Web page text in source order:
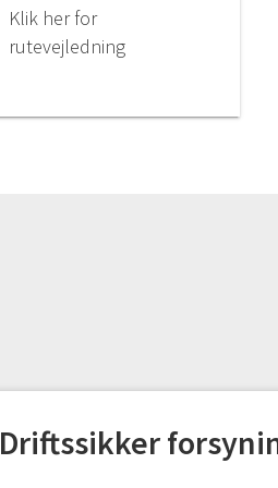
Klik her for
rutevejledning
Driftssikker